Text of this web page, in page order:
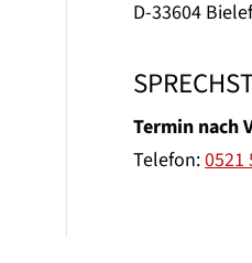
D-33604
Termin nach
Telefon:0521